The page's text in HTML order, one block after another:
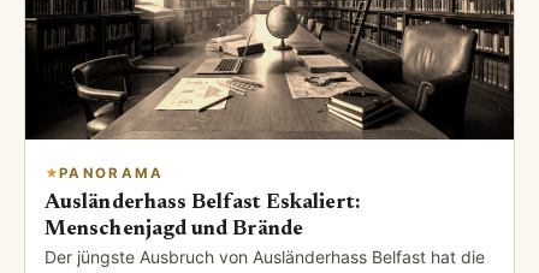
PANORAMA
Ausländerhass Belfast Eskaliert:
Menschenjagd und Brände
Der jüngste Ausbruch von Ausländerhass Belfast hat die